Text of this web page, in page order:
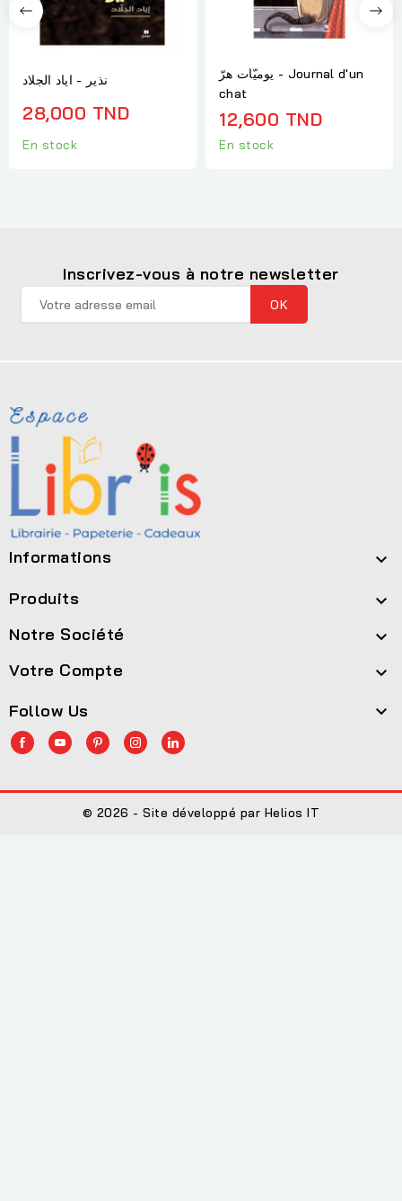
نذير - اياد الجلاد
28,000 TND
En stock
يوميّات هرّ - Journal d'un
chat
12,600 TND
En stock
Inscrivez-vous à notre newsletter
Informations 
Produits 
Notre Société 
Votre Compte 
Follow Us 
© 2026 - Site développé par Helios IT